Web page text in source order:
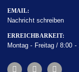
EMAIL:
Nachricht schreiben
ERREICHBARKEIT:
Montag - Freitag / 8:00 -